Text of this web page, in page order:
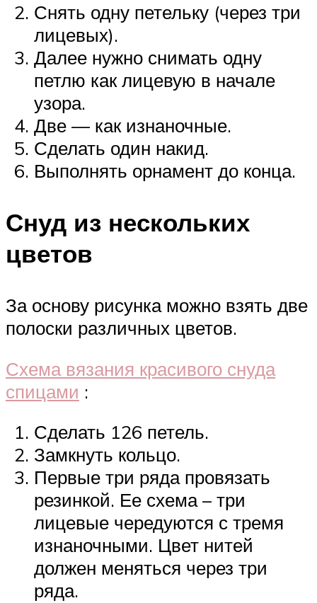
Снять одну петельку (через три
лицевых).
Далее нужно снимать одну
петлю как лицевую в начале
узора.
Две — как изнаночные.
Сделать один накид.
Выполнять орнамент до конца.
Снуд из нескольких
цветов
За основу рисунка можно взять две
полоски различных цветов.
Схема вязания красивого снуда
спицами :
Сделать 126 петель.
Замкнуть кольцо.
Первые три ряда провязать
резинкой. Ее схема – три
лицевые чередуются с тремя
изнаночными. Цвет нитей
должен меняться через три
ряда.